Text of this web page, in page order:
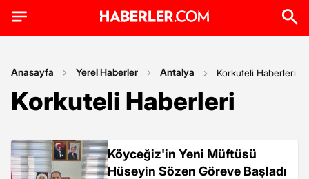
Anasayfa Yerel Haberler Antalya Korkuteli Haberleri
Korkuteli Haberleri
Köyceğiz'in Yeni Müftüsü
Hüseyin Sözen Göreve Başladı